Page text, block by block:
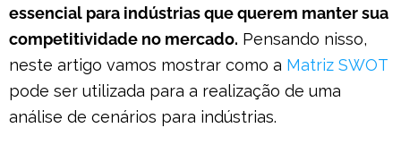
essencial para indústrias que querem manter sua
competitividade no mercado. Pensando nisso,
neste artigo vamos mostrar como a Matriz SWOT
pode ser utilizada para a realização de uma
análise de cenários para indústrias.